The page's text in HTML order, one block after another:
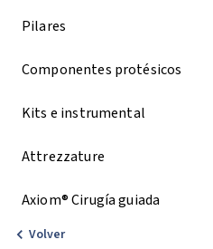
Pilares
Componentes protésicos
Kits e instrumental
Attrezzature
Axiom® Cirugía guiada
Volver